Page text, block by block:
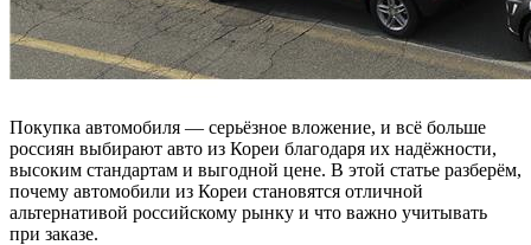
Покупка автомобиля — серьёзное вложение, и всё больше
россиян выбирают авто из Кореи благодаря их надёжности,
высоким стандартам и выгодной цене. В этой статье разберём,
почему автомобили из Кореи становятся отличной
альтернативой российскому рынку и что важно учитывать
при заказе.